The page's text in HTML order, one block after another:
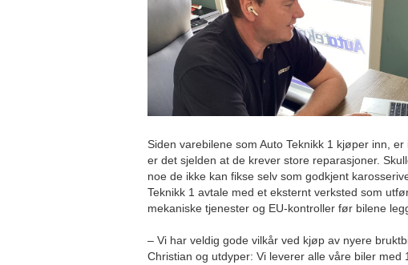
Siden varebilene som Auto Teknikk 1 kjøper inn,
er det sjelden at de krever store reparasjoner.
noe de ikke kan fikse selv som godkjent
Teknikk 1 avtale med et eksternt verksted som
mekaniske tjenester og EU-kontroller før bilene
– Vi har veldig gode vilkår ved kjøp av nyere
Christian og utdyper: Vi leverer alle våre biler med